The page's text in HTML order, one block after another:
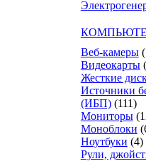
Веб-камеры
Видеокарты
Жесткие
Источники
(ИБП) (111)
Мониторы
Моноблоки
Ноутбуки (4)
Рули,